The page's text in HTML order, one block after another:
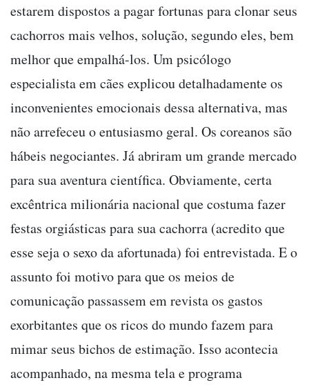
estarem dispostos a pagar fortunas para clonar seus
cachorros mais velhos, solução, segundo eles, bem
melhor que empalhá-los. Um psicólogo
especialista em cães explicou detalhadamente os
inconvenientes emocionais dessa alternativa, mas
não arrefeceu o entusiasmo geral. Os coreanos são
hábeis negociantes. Já abriram um grande mercado
para sua aventura científica. Obviamente, certa
excêntrica milionária nacional que costuma fazer
festas orgiásticas para sua cachorra (acredito que
esse seja o sexo da afortunada) foi entrevistada. E o
assunto foi motivo para que os meios de
comunicação passassem em revista os gastos
exorbitantes que os ricos do mundo fazem para
mimar seus bichos de estimação. Isso acontecia
acompanhado, na mesma tela e programa